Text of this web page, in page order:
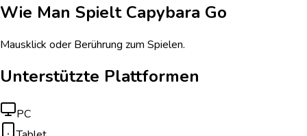
Wie Man Spielt Capybara Go
Mausklick oder Berührung zum Spielen.
Unterstützte Plattformen
PC